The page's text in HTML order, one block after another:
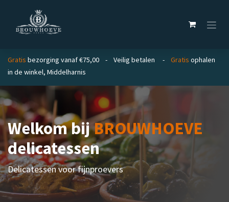
Overslaan naar inhoud
Gratis bezorging vanaf €75,00 - Veilig betalen - Gratis ophalen
in de winkel, Middelharnis
Welkom bijBROUWHOEVE
delicatessen
Delicatessen voor fijnproevers